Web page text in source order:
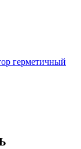
герметичный